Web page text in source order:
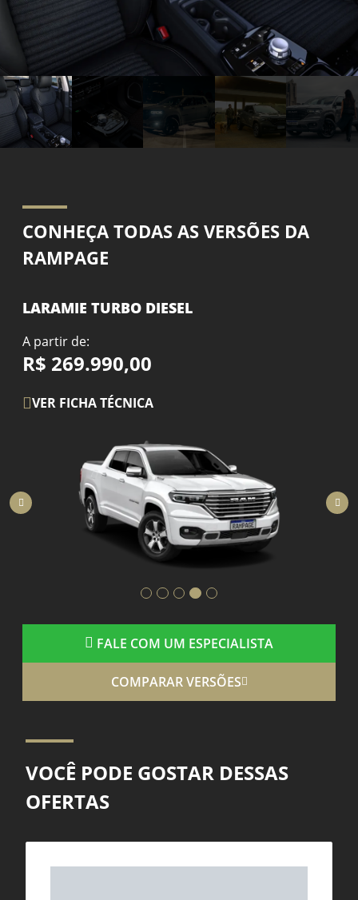
CONHEÇA TODAS AS VERSÕES DA
RAMPAGE
LARAMIE TURBO DIESEL
A partir de:
R$ 269.990,00
VER FICHA TÉCNICA
COMPARAR VERSÕES
FALE COM UM ESPECIALISTA
VOCÊ PODE GOSTAR DESSAS
OFERTAS